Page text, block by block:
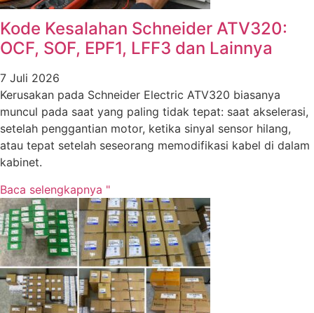
Kode Kesalahan Schneider ATV320:
OCF, SOF, EPF1, LFF3 dan Lainnya
7 Juli 2026
Kerusakan pada Schneider Electric ATV320 biasanya
muncul pada saat yang paling tidak tepat: saat akselerasi,
setelah penggantian motor, ketika sinyal sensor hilang,
atau tepat setelah seseorang memodifikasi kabel di dalam
kabinet.
Baca selengkapnya "